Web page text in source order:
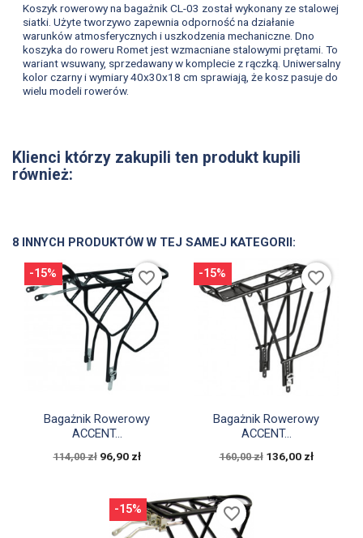
Koszyk rowerowy na bagażnik CL-03 został wykonany ze stalowej
siatki. Użyte tworzywo zapewnia odporność na działanie
warunków atmosferycznych i uszkodzenia mechaniczne. Dno
koszyka do roweru Romet jest wzmacniane stalowymi prętami. To
wariant wsuwany, sprzedawany w komplecie z rączką. Uniwersalny
kolor czarny i wymiary 40x30x18 cm sprawiają, że kosz pasuje do
wielu modeli rowerów.
Klienci którzy zakupili ten produkt kupili
również:
8 INNYCH PRODUKTÓW W TEJ SAMEJ KATEGORII:
Szybki podgląd
Bagażnik Rowerowy
ACCENT...
114,00 zł 96,90 zł
-15% favorite_border
Szybki podgląd
Bagażnik Rowerowy
ACCENT...
160,00 zł 136,00 zł
-15% favorite_border
-15% favorite_border